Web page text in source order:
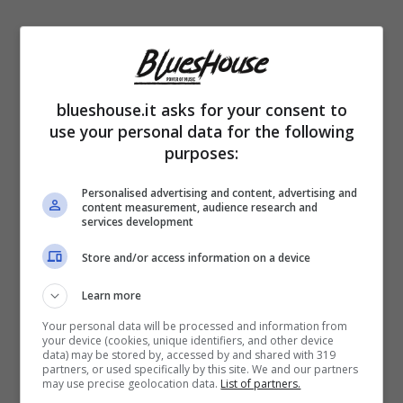
come sperato. Il Sovrano non sta affatto
bene: secondo quanto diffuso dai
tabloid
cure non stanno dando i loro frutti, a
differenza di quanto invece sta comunicando
lo staff reale. DaBuckingham Palaceè
stata diffusa la notizia del ritorno del Sovrano
ai suoi impegni ufficiali.
Malgrado questo, però, che ci teme il peggio,
credendo che questi aggiornamenti
rassicuranti siano solo una copertura di una
blueshouse.it asks for your consent to
use your personal data for the following
purposes:
Personalised advertising and content, advertising and
content measurement, audience research and
services development
Store and/or access information on a device
Learn more
Your personal data will be processed and information from
your device (cookies, unique identifiers, and other device
data) may be stored by, accessed by and shared with 319
partners, or used specifically by this site. We and our partners
may use precise geolocation data. List of partners.